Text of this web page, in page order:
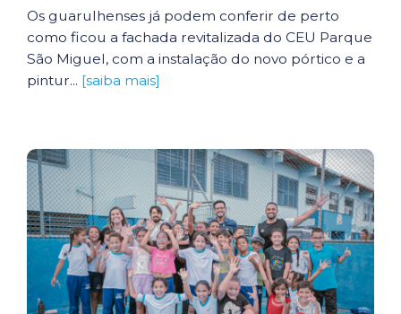
Os guarulhenses já podem conferir de perto
como ficou a fachada revitalizada do CEU Parque
São Miguel, com a instalação do novo pórtico e a
pintur... [saiba mais]